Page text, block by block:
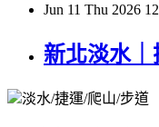
Jun 11 Thu 2026
新北淡水
淡水/捷運/爬山/步道